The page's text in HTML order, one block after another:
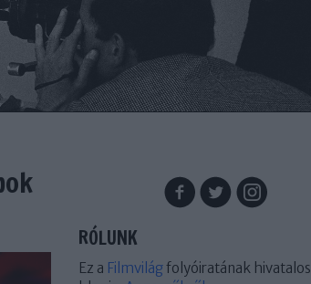
RÓLUNK
Ez a Filmvilágfolyóiratának hivatalos